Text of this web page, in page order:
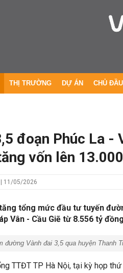
THỊ TRƯỜNG DỰ ÁN CHỦ
đoạn Phúc La -
vốn lên
| 11/05/2026
tổng mức đầu tư tuyến
Vân - Cầu Giẽ từ 8.556 tỷ
đường Vành đai 3,5 qua huyện Thanh
TTĐT TP Hà Nội, tại kỳ họp